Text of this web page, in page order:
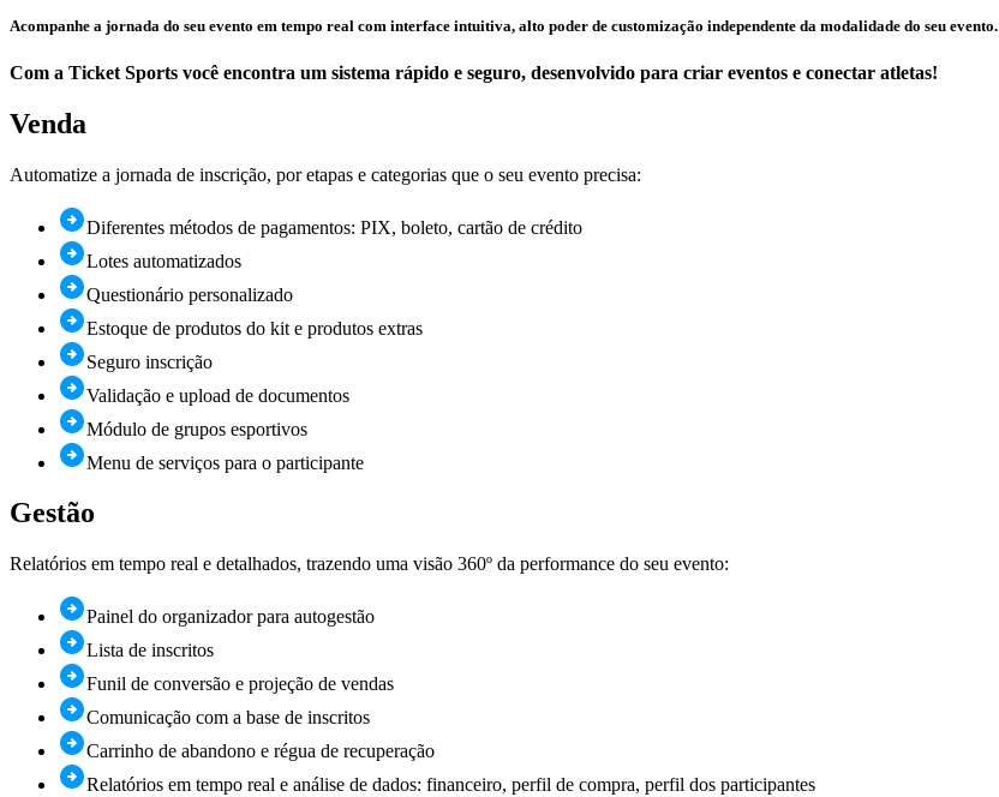
Acompanhe a jornada do seu evento em tempo real com interface intuitiva, alto poder de customização independente da modalidade do seu evento.
Com a Ticket Sports você encontra um sistema rápido e seguro, desenvolvido para criar eventos e conectar atletas!
Venda
Automatize a jornada de inscrição, por etapas e categorias que o seu evento precisa:
Diferentes métodos de pagamentos: PIX, boleto, cartão de crédito
Lotes automatizados
Questionário personalizado
Estoque de produtos do kit e produtos extras
Seguro inscrição
Validação e upload de documentos
Módulo de grupos esportivos
Menu de serviços para o participante
Gestão
Relatórios em tempo real e detalhados, trazendo uma visão 360º da performance do seu evento:
Painel do organizador para autogestão
Lista de inscritos
Funil de conversão e projeção de vendas
Comunicação com a base de inscritos
Carrinho de abandono e régua de recuperação
Relatórios em tempo real e análise de dados: financeiro, perfil de compra, perfil dos participantes